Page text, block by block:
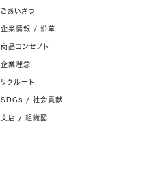
ごあいさつ
企業情報 / 沿革
商品コンセプト
企業理念
リクルート
SDGs / 社会貢献
支店 / 組織図